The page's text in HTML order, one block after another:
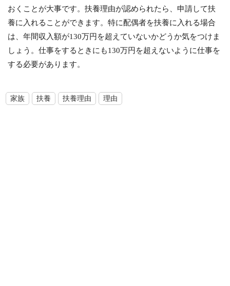
おくことが大事です。扶養理由が認められたら、申請して扶
養に入れることができます。特に配偶者を扶養に入れる場合
は、年間収入額が130万円を超えていないかどうか気をつけま
しょう。仕事をするときにも130万円を超えないように仕事を
する必要があります。
家族 扶養 扶養理由 理由